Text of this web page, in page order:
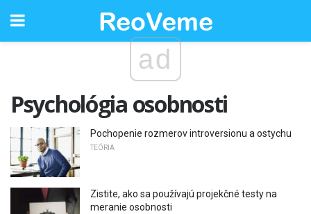
ad
Psychológia osobnosti
Pochopenie rozmerov introversionu a ostychu
TEÓRIA
Zistite, ako sa používajú projekčné testy na
meranie osobnosti